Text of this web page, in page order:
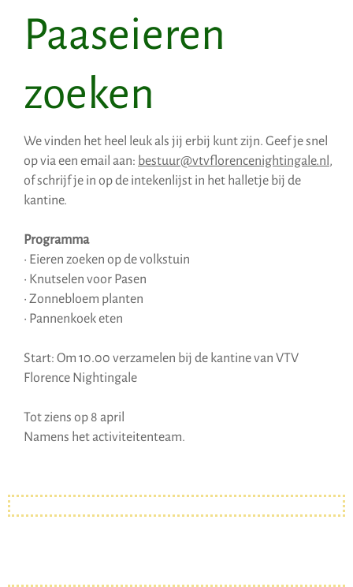
Paaseieren
zoeken
We vinden het heel leuk als jij erbij kunt zijn. Geef je snel
op via een email aan: bestuur@vtvflorencenightingale.nl ,
of schrijf je in op de intekenlijst in het halletje bij de
kantine.
Programma
• Eieren zoeken op de volkstuin
• Knutselen voor Pasen
• Zonnebloem planten
• Pannenkoek eten
Start: Om 10.00 verzamelen bij de kantine van VTV
Florence Nightingale
Tot ziens op 8 april
Namens het activiteitenteam.